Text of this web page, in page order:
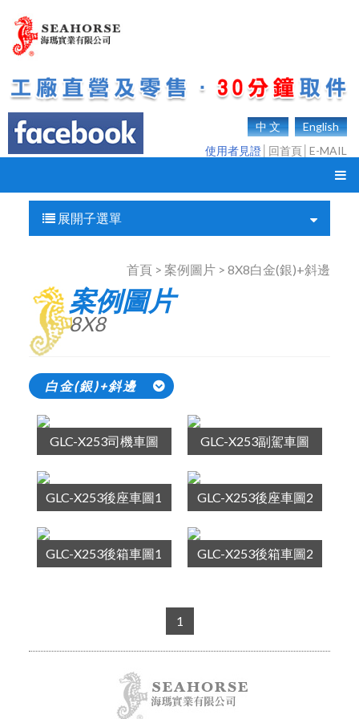
中 文
English
使用者見證 回首頁 E-MAIL
展開子選單
首頁 > 案例圖片 > 8X8白金(銀)+斜邊
案例圖片
8X8
白金(銀)+斜邊
GLC-X253司機車圖 GLC-X253副駕車圖
GLC-X253後座車圖1 GLC-X253後座車圖2
GLC-X253後箱車圖1 GLC-X253後箱車圖2
1